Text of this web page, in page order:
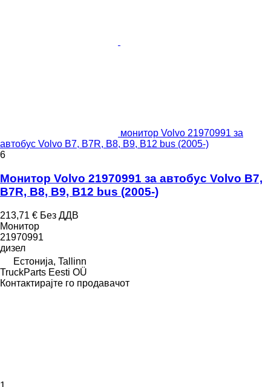
монитор Volvo 21970991 за
автобус Volvo B7, B7R, B8, B9, B12 bus (2005-)
6
Монитор Volvo 21970991 за автобус Volvo B7,
B7R, B8, B9, B12 bus (2005-)
213,71 € Без ДДВ
Монитор
21970991
дизел
Естонија, Tallinn
TruckParts Eesti OÜ
Контактирајте го продавачот